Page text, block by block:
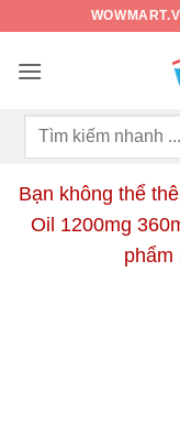
nội
Tìm
Bạn không thể
Oil 1200mg
phẩm